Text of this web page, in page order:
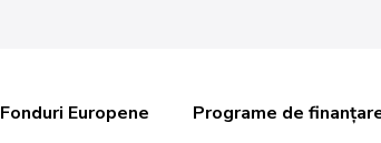
Fonduri Europene Programe de